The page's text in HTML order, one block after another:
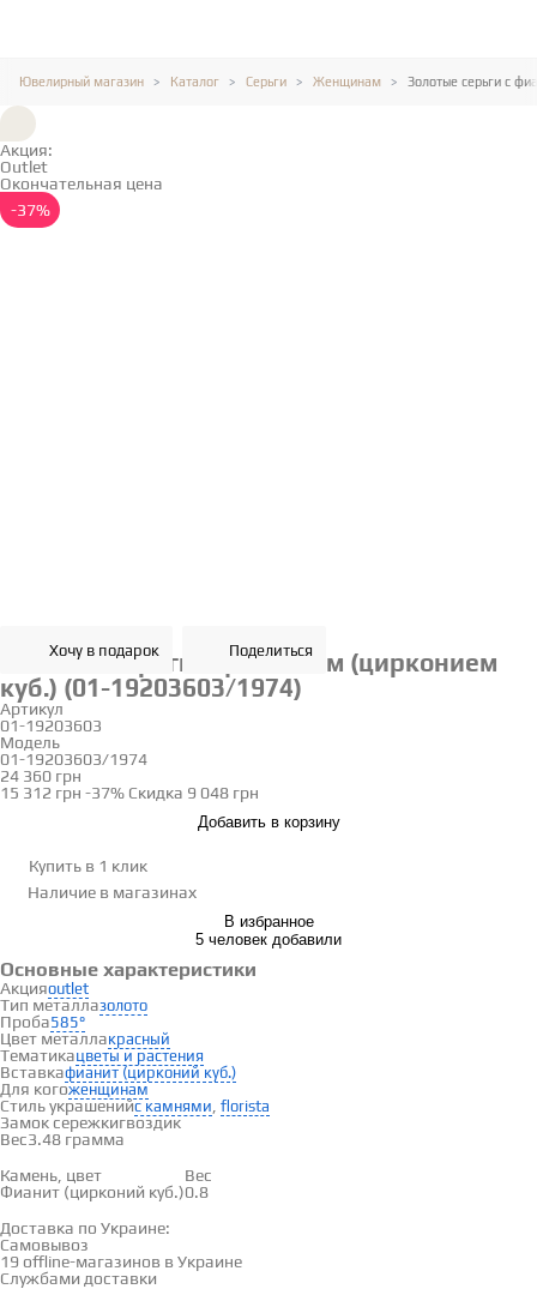
Ювелирный магазин Каталог Серьги Женщинам Золотые серьги с
Акция:
Outlet
Окончательная цена
-37%
Хочу в подарок Поделиться
Золотые серьги с фианитом (цирконием
куб.) (01-19203603/1974)
Артикул
01-19203603
Модель
01-19203603/1974
24 360 грн
15 312 грн -37% Скидка 9 048 грн
Добавить в корзину
Купить в 1 клик
Наличие в магазинах
В избранное
5 человек добавили
Основные характеристики
Акцияoutlet
Тип металлазолото
Проба585°
Цвет металлакрасный
Тематикацветы и растения
Вставкафианит (цирконий куб.)
Для когоженщинам
Стиль украшенийс камнями florista
Замок сережкигвоздик
Вес3.48 грамма
Вставки
Камень, цвет
Вес
Фианит (цирконий куб.)0.8
Доставка и оплата
Доставка по Украине:
Самовывоз
19 offline-магазинов в Украине
Службами доставки